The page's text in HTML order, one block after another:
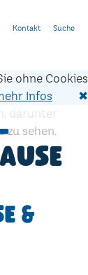
ohne Cookies
Infos ✖
&